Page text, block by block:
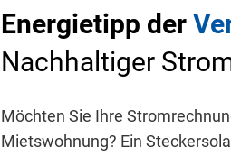
Energietipp der
Nachhaltiger
Möchten Sie Ihre
Mietswohnung? Ein